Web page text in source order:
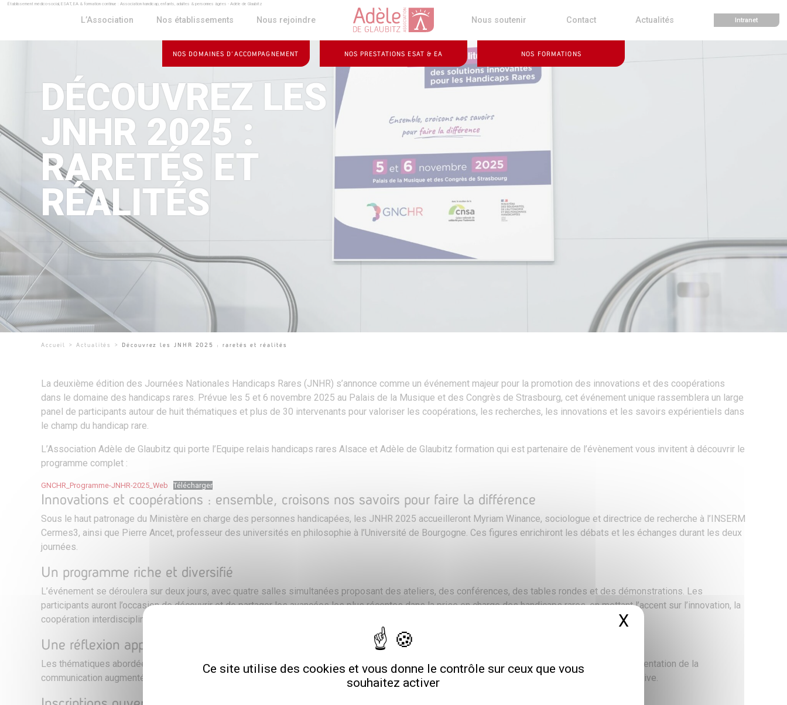
Panneau de gestion des cookies
Ce site utilise des cookies et vous donne le contrôle sur ceux que vous
souhaitez activer
X Masquer le
Établissement médico-social, ESAT, EA & formation continue : Association handicap, enfants, adultes & personnes âgées - Adèle de Glaubitz
L’Association Nos établissements Nous rejoindre Nous soutenir Contact Actualités Intranet
NOS DOMAINES D’ACCOMPAGNEMENT NOS PRESTATIONS ESAT & EA NOS FORMATIONS
DÉCOUVREZ LES
JNHR 2025 :
RARETÉS ET
RÉALITÉS
Accueil >Actualités > Découvrez les JNHR 2025 : raretés et réalités
La deuxième édition des Journées Nationales Handicaps Rares (JNHR) s’annonce comme un événement majeur pour la promotion des innovations et des coopérations
dans le domaine des handicaps rares. Prévue les 5 et 6 novembre 2025 au Palais de la Musique et des Congrès de Strasbourg, cet événement unique rassemblera un large
panel de participants autour de huit thématiques et plus de 30 intervenants pour valoriser les coopérations, les recherches, les innovations et les savoirs expérientiels dans
le champ du handicap rare.
L’Association Adèle de Glaubitz qui porte l’Equipe relais handicaps rares Alsace et Adèle de Glaubitz formation qui est partenaire de l’évènement vous invitent à découvrir le
programme complet :
GNCHR_Programme-JNHR-2025_Web Télécharger
Innovations et coopérations : ensemble, croisons nos savoirs pour faire la différence
Sous le haut patronage du Ministère en charge des personnes handicapées, les JNHR 2025 accueilleront Myriam Winance, sociologue et directrice de recherche à l’INSERM
Cermes3, ainsi que Pierre Ancet, professeur des universités en philosophie à l’Université de Bourgogne. Ces figures enrichiront les débats et les échanges durant les deux
journées.
Un programme riche et diversifié
L’événement se déroulera sur deux jours, avec quatre salles simultanées proposant des ateliers, des conférences, des tables rondes et des démonstrations. Les
participants auront l’occasion de découvrir et de partager les avancées les plus récentes dans la prise en charge des handicaps rares, en mettant l’accent sur l’innovation, la
coopération interdisciplinaire, et l’expertise des personnes concernées et de leurs aidants.
Une réflexion approfondie et accessible
Les thématiques abordées incluront des sujets essentiels tels que l’autodétermination des personnes en situation de handicap complexe, l’implémentation de la
communication augmentée et alternative (CAA), le rôle crucial des aidants, ainsi que l’impact des réseaux internationaux et de la recherche participative.